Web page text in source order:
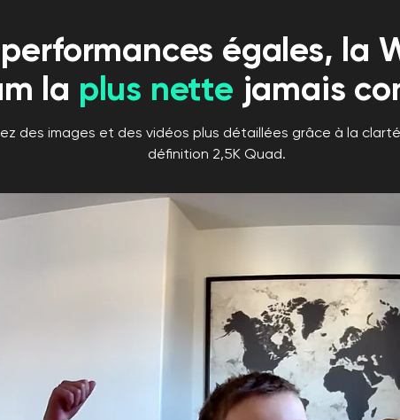
égales, la
la plus nette jamais
des images et des vidéos plus détaillées grâce à la
définition 2,5K Quad.